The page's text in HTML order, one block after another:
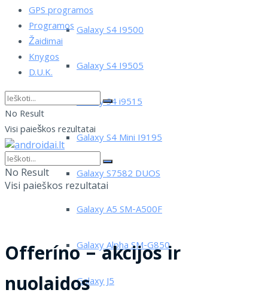
Galaxy S4 I9500
Galaxy S4 I9505
Galaxy S4 i9515
Galaxy S4 Mini I9195
Galaxy S7582 DUOS
Galaxy A5 SM-A500F
Galaxy Alpha SM-G850
Galaxy J5
GPS programos
Programos
Žaidimai
Knygos
D.U.K.
No Result
Visi paieškos rezultatai
No Result
Visi paieškos rezultatai
Offeríno – akcijos ir
nuolaidos